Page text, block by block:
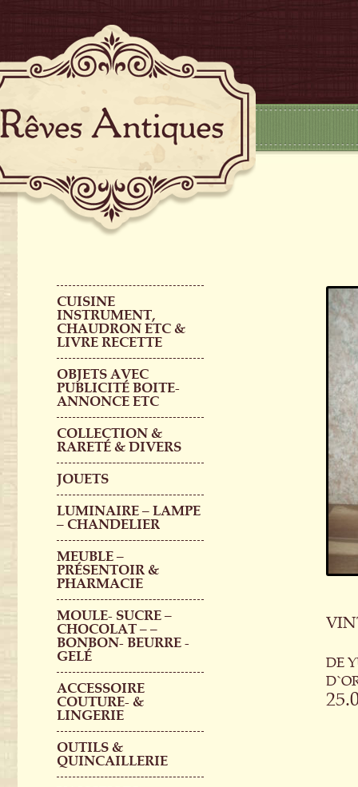
CUISINE
INSTRUMENT,
CHAUDRON ETC &
LIVRE RECETTE
OBJETS AVEC
PUBLICITÉ BOITE-
ANNONCE ETC
COLLECTION &
RARETÉ & DIVERS
JOUETS
LUMINAIRE – LAMPE
– CHANDELIER
MEUBLE –
PRÉSENTOIR &
PHARMACIE
MOULE- SUCRE –
CHOCOLAT – –
BONBON- BEURRE -
GELÉ
ACCESSOIRE
COUTURE- &
LINGERIE
OUTILS &
QUINCAILLERIE
DE